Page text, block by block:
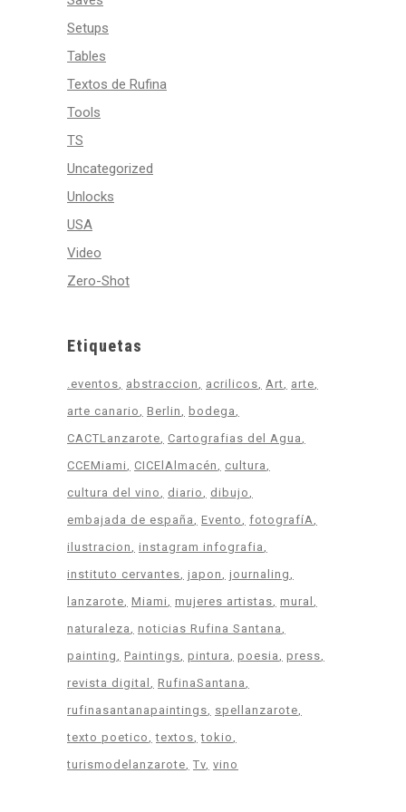
Setups
Tables
Textos de Rufina
Tools
TS
Uncategorized
Unlocks
USA
Video
Zero-Shot
Etiquetas
.eventos abstraccion acrilicos Art
arte
arte canario
Berlin
bodega
CACTLanzarote
Cartografias del Agua
CCEMiami
CICElAlmacén
cultura
cultura del vino
diario
dibujo
embajada de españa
Evento
fotografíA
ilustracion
instagram infografia
instituto cervantes japon
journaling
lanzarote Miami mujeres artistas mural
naturaleza
noticias Rufina Santana
painting
Paintings pintura poesia
press
revista digital
RufinaSantana
rufinasantanapaintings
spellanzarote
texto poetico
textos tokio
turismodelanzarote Tv vino